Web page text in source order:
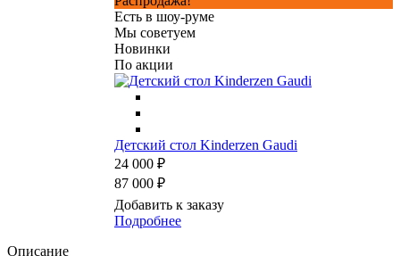
Есть в шоу-руме
Мы советуем
Новинки
По акции
Детский стол Kinderzen Gaudi
24 000 ₽
87 000 ₽
Добавить к заказу
Подробнее
Описание